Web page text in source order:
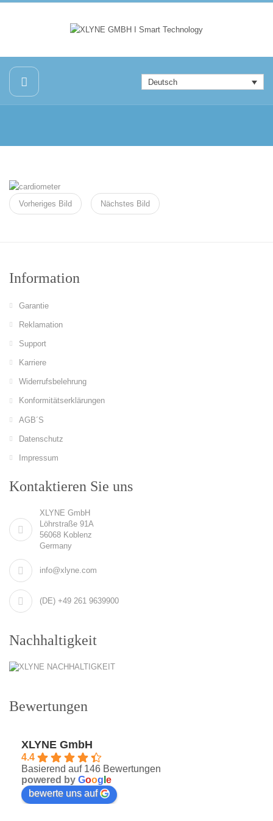
Deutsch
Vorheriges Bild Nächstes Bild
Information
Garantie
Reklamation
Support
Karriere
Widerrufsbelehrung
Konformitätserklärungen
AGB´S
Datenschutz
Impressum
Kontaktieren Sie uns
XLYNE GmbH
Löhrstraße 91A
56068 Koblenz
Germany
info@xlyne.com
(DE) +49 261 9639900
Nachhaltigkeit
Bewertungen
XLYNE GmbH
4.4
Basierend auf 146 Bewertungen
powered by Goog e
bewerte uns auf